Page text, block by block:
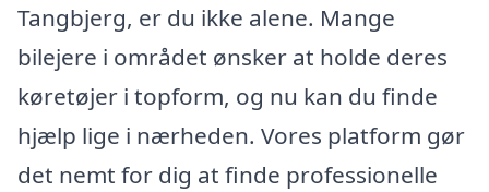
Tangbjerg, er du ikke alene. Mange
bilejere i området ønsker at holde deres
køretøjer i topform, og nu kan du finde
hjælp lige i nærheden. Vores platform gør
det nemt for dig at finde professionelle